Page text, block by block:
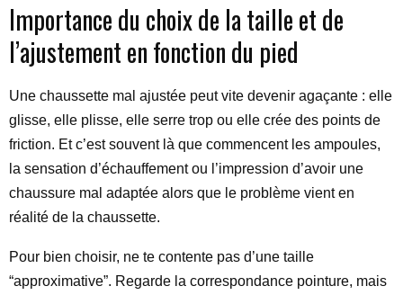
Importance du choix de la taille et de
l’ajustement en fonction du pied
Une chaussette mal ajustée peut vite devenir agaçante : elle
glisse, elle plisse, elle serre trop ou elle crée des points de
friction. Et c’est souvent là que commencent les ampoules,
la sensation d’échauffement ou l’impression d’avoir une
chaussure mal adaptée alors que le problème vient en
réalité de la chaussette.
Pour bien choisir, ne te contente pas d’une taille
“approximative”. Regarde la correspondance pointure, mais